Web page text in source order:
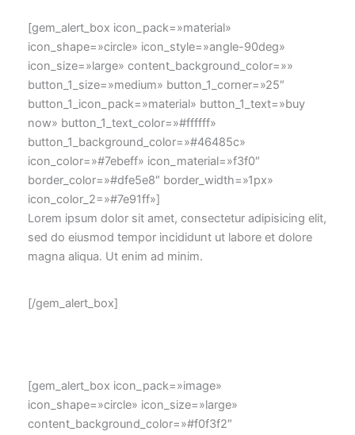
[gem_alert_box icon_pack=»material»
icon_shape=»circle» icon_style=»angle-90deg»
icon_size=»large» content_background_color=»»
button_1_size=»medium» button_1_corner=»25″
button_1_icon_pack=»material» button_1_text=»buy
now» button_1_text_color=»#ffffff»
button_1_background_color=»#46485c»
icon_color=»#7ebeff» icon_material=»f3f0″
border_color=»#dfe5e8″ border_width=»1px»
icon_color_2=»#7e91ff»]
Lorem ipsum dolor sit amet, consectetur adipisicing elit,
sed do eiusmod tempor incididunt ut labore et dolore
magna aliqua. Ut enim ad minim.
[/gem_alert_box]
[gem_alert_box icon_pack=»image»
icon_shape=»circle» icon_size=»large»
content_background_color=»#f0f3f2″